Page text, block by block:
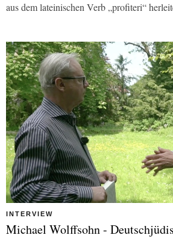
aus dem lateinischen Verb „profiteri“
INTERVIEW
Michael Wolffsohn -